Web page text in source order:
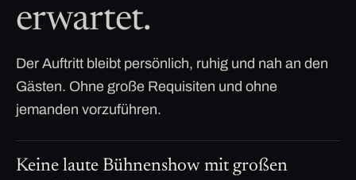
erwartet.
Der Auftritt bleibt persönlich, ruhig und nah an den
Gästen. Ohne große Requisiten und ohne
jemanden vorzuführen.
Keine laute Bühnenshow mit großen